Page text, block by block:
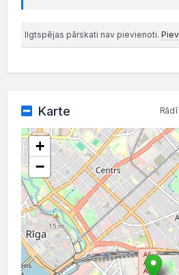
Ilgtspējas pārskati nav pievienoti.
Karte
+
−